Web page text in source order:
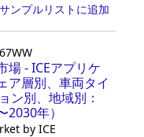
ンプルリストに追加
場 - ICEアプリケ
ア層別、車両タイ
ン別、地域別：
年）
by ICE